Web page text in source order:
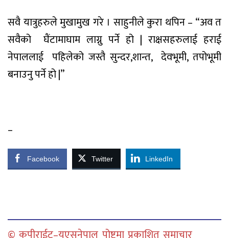
सवैयात्रुहरुलेमुखामुखगरे । साहुनीलेकुरा थपिन– “अवत
सवैको
घैंटामाघाम लाग्नु पर्ने हो | राक्षसहरुलाई हराई
नेपाललाई पहिलेको जस्तै सुन्दर,शान्त, देवभूमी,तपोभूमी
बनाउनुपर्नेहो|”
–
Facebook Twitter LinkedIn